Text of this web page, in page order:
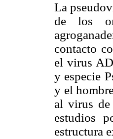
La
de los
contacto
el virus
y especie
y el
al virus de
estudios
estructura